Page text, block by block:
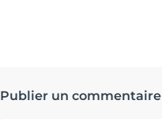
Publier un commentaire